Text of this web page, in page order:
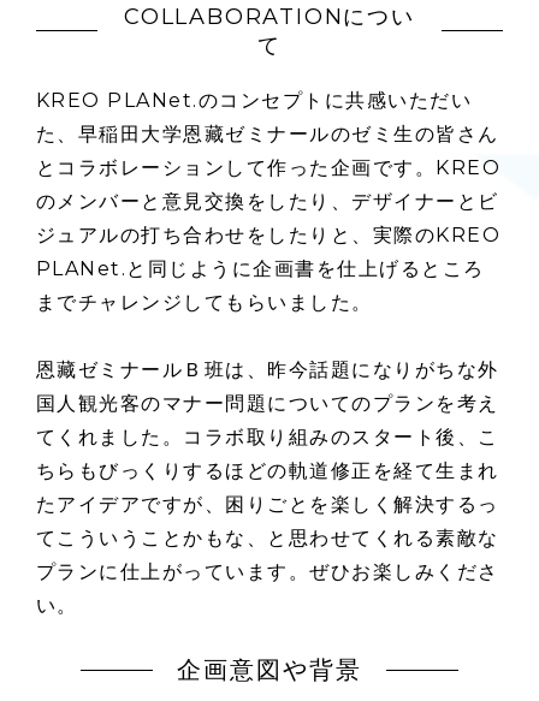
COLLABORATIONについ
て
KREO PLANet.のコンセプトに共感いただい
た、早稲田大学恩藏ゼミナールのゼミ生の皆さん
とコラボレーションして作った企画です。KREO
のメンバーと意見交換をしたり、デザイナーとビ
ジュアルの打ち合わせをしたりと、実際のKREO
PLANet.と同じように企画書を仕上げるところ
までチャレンジしてもらいました。
恩藏ゼミナールＢ班は、昨今話題になりがちな外
国人観光客のマナー問題についてのプランを考え
てくれました。コラボ取り組みのスタート後、こ
ちらもびっくりするほどの軌道修正を経て生まれ
たアイデアですが、困りごとを楽しく解決するっ
てこういうことかもな、と思わせてくれる素敵な
プランに仕上がっています。ぜひお楽しみくださ
い。
企画意図や背景